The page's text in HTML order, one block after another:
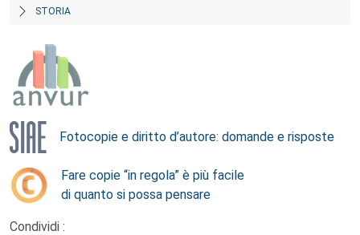
STORIA
Fotocopie e diritto d’autore: domande e risposte
Fare copie “in regola” è più facile
di quanto si possa pensare
Condividi :